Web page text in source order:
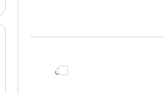
الاختيارية.
قارن